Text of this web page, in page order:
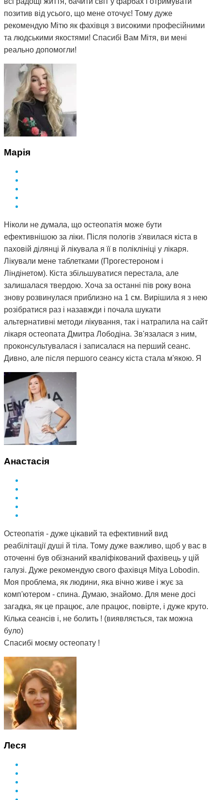
позитив від усього, що мене оточує! Тому дуже
рекомендую Мітю як фахівця з високими професійними
та людськими якостями! Спасибі Вам Мітя, ви мені
реально допомогли!
Марія
Ніколи не думала, що остеопатія може бути
ефективнішою за ліки. Після пологів з'явилася кіста в
паховій ділянці й лікувала я її в поліклініці у лікаря.
Лікували мене таблетками (Прогестероном і
Ліндінетом). Кіста збільшуватися перестала, але
залишалася твердою. Хоча за останні пів року вона
знову розвинулася приблизно на 1 см. Вирішила я з нею
розібратися раз і назавжди і почала шукати
альтернативні методи лікування, так і натрапила на сайт
лікаря остеопата Дмитра Лободіна. Зв'язалася з ним,
проконсультувалася і записалася на перший сеанс.
Дивно, але після першого сеансу кіста стала м'якою. Я
почала відвідувати сеанси за призначенням Дмитра і
через 3 місяці вона повністю розсмокталася. Як це
працює, взагалі не розумію. Те, чого ліки не змогли
зробити за півтора року, зміг зробити Дмитро і за такий
невеликий термін. Лікар у поліклініці сказав, що мені
просто пощастило і я на досвідченого фахівця
натрапила. А ще кажуть, що здоров'я за гроші не купиш.
Анастасія
Остеопатія - дуже цікавий та ефективний вид
реабілітації душі й тіла. Тому дуже важливо, щоб у вас в
оточенні був обізнаний кваліфікований фахівець у цій
галузі. Дуже рекомендую свого фахівця Mitya Lobodin.
Моя проблема, як людини, яка вічно живе і жує за
комп'ютером - спина. Думаю, знайомо. Для мене досі
загадка, як це працює, але працює, повірте, і дуже круто.
Кілька сеансів і, не болить ! (виявляється, так можна
було)
Спасибі моєму остеопату !
Леся